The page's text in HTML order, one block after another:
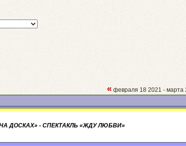
« февраля 18 2021 - марта
ДОСКАХ» - СПЕКТАКЛЬ «ЖДУ ЛЮБВИ»